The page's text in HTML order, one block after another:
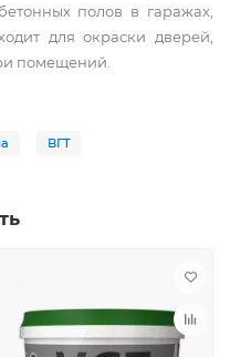
полов в гаражах,
для окраски дверей,
помещений.
ВГТ